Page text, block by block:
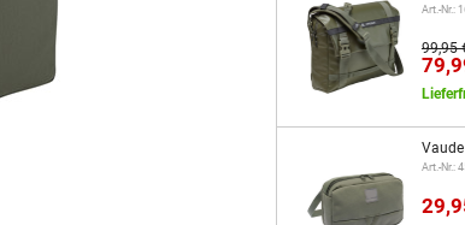
Art.-Nr.:
99,95
Art.-Nr.: